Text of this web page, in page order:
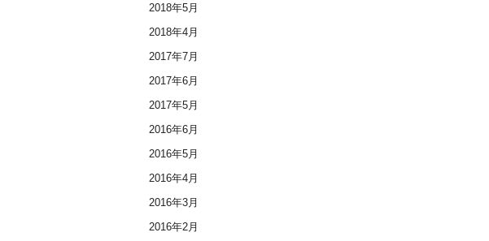
2018年5月
2018年4月
2017年7月
2017年6月
2017年5月
2016年6月
2016年5月
2016年4月
2016年3月
2016年2月